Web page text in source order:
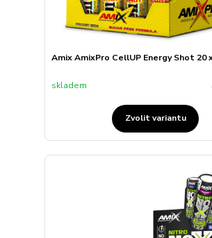
Amix AmixPro CellUP Energy Shot 20
skladem
Zvolit variantu